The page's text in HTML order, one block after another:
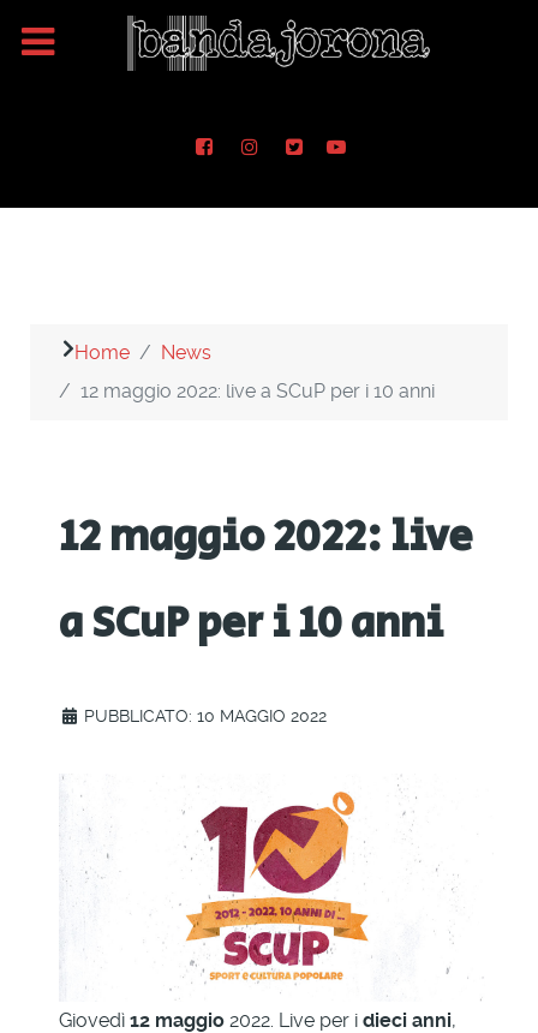
Home
News
12 maggio 2022: live a SCuP per i 10 anni
12 maggio 2022: live
a SCuP per i 10 anni
PUBBLICATO: 10 MAGGIO 2022
Giovedì 12 maggio 2022. Live per i dieci anni,